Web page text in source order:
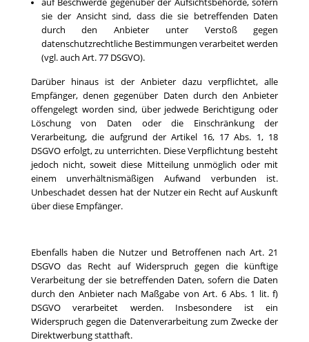
auf Beschwerde gegenüber der Aufsichtsbehörde, sofern
sie der Ansicht sind, dass die sie betreffenden Daten
durch den Anbieter unter Verstoß gegen
datenschutzrechtliche Bestimmungen verarbeitet werden
(vgl. auch Art. 77 DSGVO).
Darüber hinaus ist der Anbieter dazu verpflichtet, alle
Empfänger, denen gegenüber Daten durch den Anbieter
offengelegt worden sind, über jedwede Berichtigung oder
Löschung von Daten oder die Einschränkung der
Verarbeitung, die aufgrund der Artikel 16, 17 Abs. 1, 18
DSGVO erfolgt, zu unterrichten. Diese Verpflichtung besteht
jedoch nicht, soweit diese Mitteilung unmöglich oder mit
einem unverhältnismäßigen Aufwand verbunden ist.
Unbeschadet dessen hat der Nutzer ein Recht auf Auskunft
über diese Empfänger.
Ebenfalls haben die Nutzer und Betroffenen nach Art. 21
DSGVO das Recht auf Widerspruch gegen die künftige
Verarbeitung der sie betreffenden Daten, sofern die Daten
durch den Anbieter nach Maßgabe von Art. 6 Abs. 1 lit. f)
DSGVO verarbeitet werden. Insbesondere ist ein
Widerspruch gegen die Datenverarbeitung zum Zwecke der
Direktwerbung statthaft.